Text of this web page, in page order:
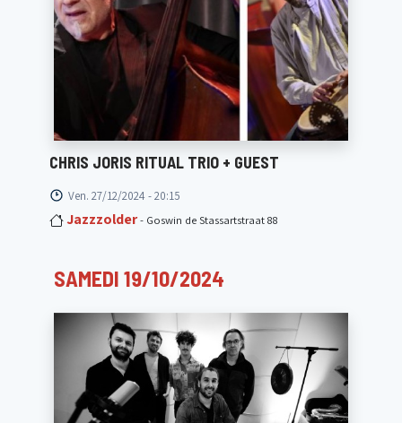
CHRIS JORIS RITUAL TRIO + GUEST
Ven. 27/12/2024 - 20:15
Jazzzolder- Goswin de Stassartstraat 88
SAMEDI 19/10/2024